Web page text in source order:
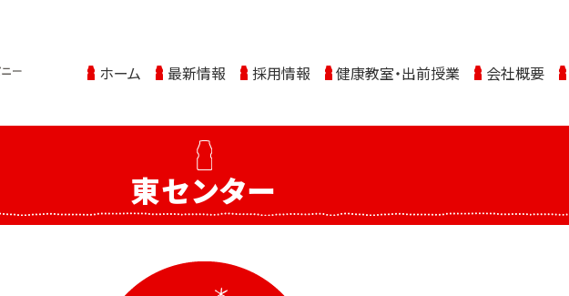
ホーム 最新情報 採用情報 健康教室・出前授業 会社概要
東センター